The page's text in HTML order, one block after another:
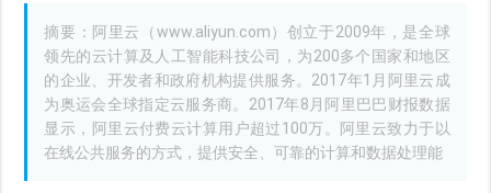
摘要：阿里云（www.aliyun.com）创立于2009年，是全球
领先的云计算及人工智能科技公司，为200多个国家和地区
的企业、开发者和政府机构提供服务。2017年1月阿里云成
为奥运会全球指定云服务商。2017年8月阿里巴巴财报数据
显示，阿里云付费云计算用户超过100万。阿里云致力于以
在线公共服务的方式，提供安全、可靠的计算和数据处理能